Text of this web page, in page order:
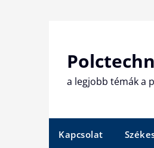
a legjobb témák a
Kapcsolat